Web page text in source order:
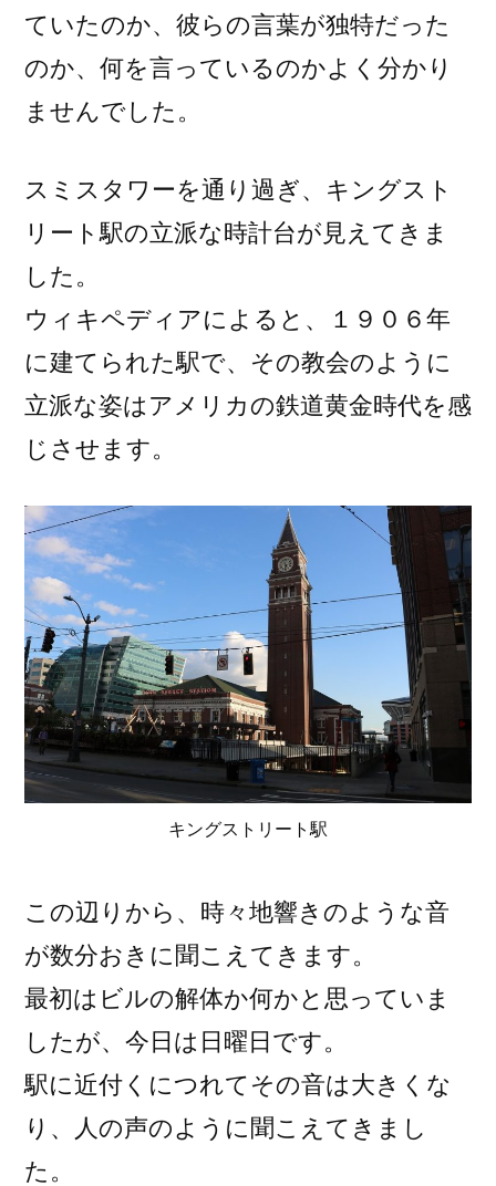
ていたのか、彼らの言葉が独特だった
のか、何を言っているのかよく分かり
ませんでした。
スミスタワーを通り過ぎ、キングスト
リート駅の立派な時計台が見えてきま
した。
ウィキペディアによると、１９０６年
に建てられた駅で、その教会のように
立派な姿はアメリカの鉄道黄金時代を感
じさせます。
キングストリート駅
この辺りから、時々地響きのような音
が数分おきに聞こえてきます。
最初はビルの解体か何かと思っていま
したが、今日は日曜日です。
駅に近付くにつれてその音は大きくな
り、人の声のように聞こえてきまし
た。